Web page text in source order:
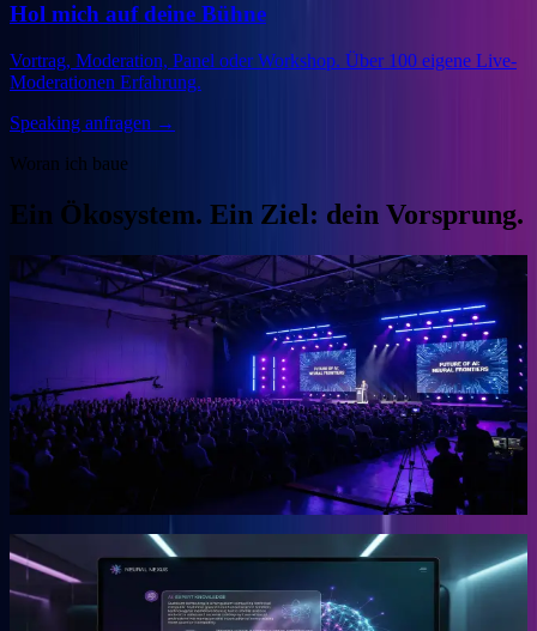
Hol mich auf deine Bühne
Vortrag, Moderation, Panel oder Workshop. Über 100 eigene Live-
Moderationen Erfahrung.
Speaking anfragen →
Woran ich baue
Ein Ökosystem. Ein Ziel: dein Vorsprung.
Veranstalter
OGcon
Europas führender KI-Kongress für Unternehmer.
Die OGcon bringt die besten Köpfe zu KI und Marketing auf eine
Bühne. 15.000 Anmeldungen 2024, Gary Vaynerchuk als Gast in
den Jahren 2023 und 2024. Live kostenlos, Aufzeichnungen als
VIP-Ticket.
Gründer
Snipbird